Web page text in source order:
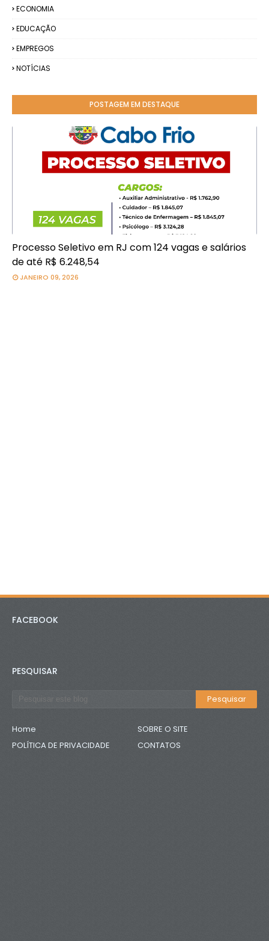
ECONOMIA
EDUCAÇÃO
EMPREGOS
NOTÍCIAS
POSTAGEM EM DESTAQUE
Processo Seletivo em RJ com 124 vagas e salários
de até R$ 6.248,54
JANEIRO 09, 2026
FACEBOOK
PESQUISAR
Home
SOBRE O SITE
POLÍTICA DE PRIVACIDADE
CONTATOS